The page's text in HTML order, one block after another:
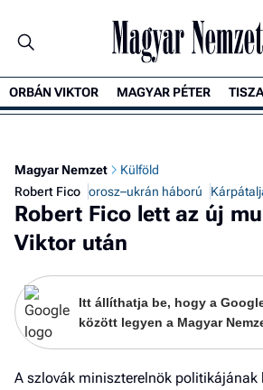
ORBÁN VIKTOR MAGYAR PÉTER
Magyar Nemzet
Külföld
Robert Fico orosz–ukrán háború
Robert Fico lett az új
Viktor után
Itt állíthatja be, hogy a
között legyen a Magyar
A szlovák miniszterelnök politikájának